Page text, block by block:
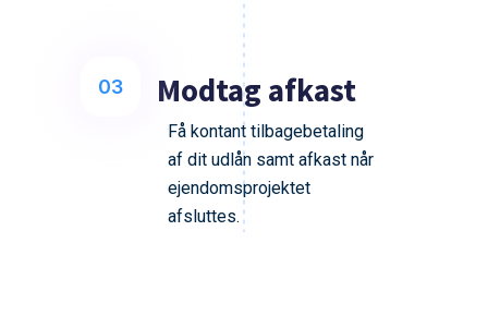
Modtag afkast
Få kontant tilbagebetaling
af dit udlån samt afkast når
ejendomsprojektet
afsluttes.
03